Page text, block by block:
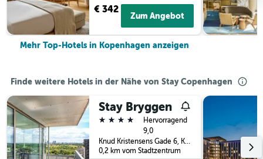
€ 342
Zum Angebot
Mehr Top-Hotels in Kopenhagen anzeigen
Finde weitere Hotels in der Nähe von Stay Copenhagen
Stay Bryggen
4 Sterne
Hervorragend
9,0
Knud Kristensens Gade 6, Kopenhagen, Hovedstaden (Hauptstadtregion), Dänemark
0,2 km vom Stadtzentrum